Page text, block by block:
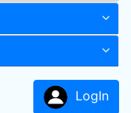
LogIn